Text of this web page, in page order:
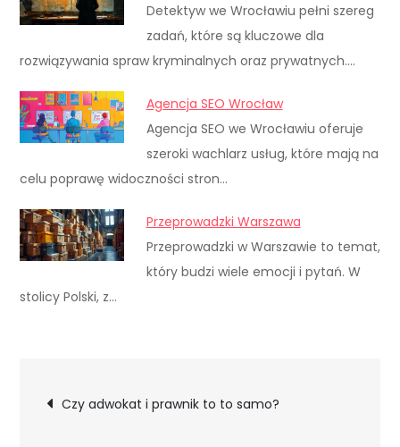
Detektyw we Wrocławiu pełni szereg
zadań, które są kluczowe dla
rozwiązywania spraw kryminalnych oraz prywatnych.…
Agencja SEO Wrocław
Agencja SEO we Wrocławiu oferuje
szeroki wachlarz usług, które mają na
celu poprawę widoczności stron…
Przeprowadzki Warszawa
Przeprowadzki w Warszawie to temat,
który budzi wiele emocji i pytań. W
stolicy Polski, z…
Nawigacja
Czy adwokat i prawnik to to samo?